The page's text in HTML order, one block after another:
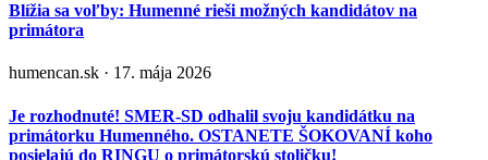
Blížia sa voľby: Humenné rieši možných kandidátov na
primátora
humencan.sk · 17. mája 2026
Je rozhodnuté! SMER-SD odhalil svoju kandidátku na
primátorku Humenného. OSTANETE ŠOKOVANÍ koho
posielajú do RINGU o primátorskú stoličku!